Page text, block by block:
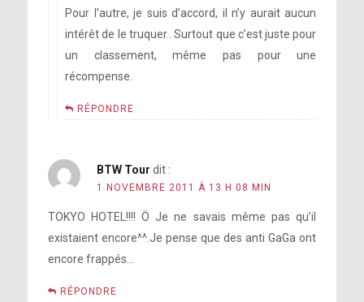
Pour l’autre, je suis d’accord, il n’y aurait aucun
intérêt de le truquer.. Surtout que c’est juste pour
un classement, même pas pour une
récompense.
RÉPONDRE
BTW Tour dit :
1 NOVEMBRE 2011 À 13 H 08 MIN
TOKYO HOTEL!!!! Ö Je ne savais même pas qu’il
existaient encore^^.Je pense que des anti GaGa ont
encore frappés…
RÉPONDRE